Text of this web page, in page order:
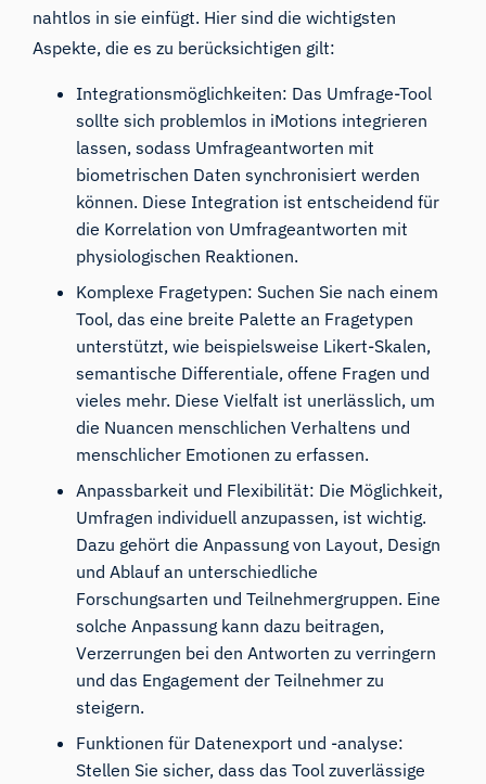
nahtlos in sie einfügt. Hier sind die wichtigsten
Aspekte, die es zu berücksichtigen gilt:
Integrationsmöglichkeiten: Das Umfrage-Tool
sollte sich problemlos in iMotions integrieren
lassen, sodass Umfrageantworten mit
biometrischen Daten synchronisiert werden
können. Diese Integration ist entscheidend für
die Korrelation von Umfrageantworten mit
physiologischen Reaktionen.
Komplexe Fragetypen: Suchen Sie nach einem
Tool, das eine breite Palette an Fragetypen
unterstützt, wie beispielsweise Likert-Skalen,
semantische Differentiale, offene Fragen und
vieles mehr. Diese Vielfalt ist unerlässlich, um
die Nuancen menschlichen Verhaltens und
menschlicher Emotionen zu erfassen.
Anpassbarkeit und Flexibilität: Die Möglichkeit,
Umfragen individuell anzupassen, ist wichtig.
Dazu gehört die Anpassung von Layout, Design
und Ablauf an unterschiedliche
Forschungsarten und Teilnehmergruppen. Eine
solche Anpassung kann dazu beitragen,
Verzerrungen bei den Antworten zu verringern
und das Engagement der Teilnehmer zu
steigern.
Funktionen für Datenexport und -analyse:
Stellen Sie sicher, dass das Tool zuverlässige